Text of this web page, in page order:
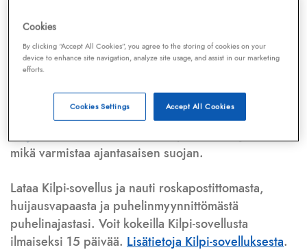
Puhelinnumero
Telemarkkinointiliiton jaKilpi-sovelluksen
tietokannasta, joka kattaa satoja tuhansia
Lisäksi tunnistamme automaattisesti, jos kyseessä on
puhelinhuijarin numero, sähköpostiosoitetai
huijausviesti. Tietokantaamme päivitetään jatkuvasti,
mikä varmistaa ajantasaisen suojan.
Lataa Kilpi-sovellus ja nauti roskapostittomasta,
huijausvapaasta ja puhelinmyynnittömästä
puhelinajastasi. Voit kokeilla Kilpi-sovellusta
ilmaiseksi 15 päivää. Lisätietoja Kilpi-sovelluksesta.
Cookies
By clicking “Accept All Cookies”, you agree to the storing of cookies on your
device to enhance site navigation, analyze site usage, and assist in our marketing
efforts.
Accept All Cookies
Cookies Settings